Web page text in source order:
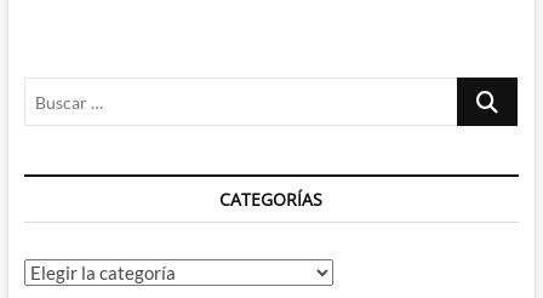
Buscar
CATEGORÍAS
Categorías